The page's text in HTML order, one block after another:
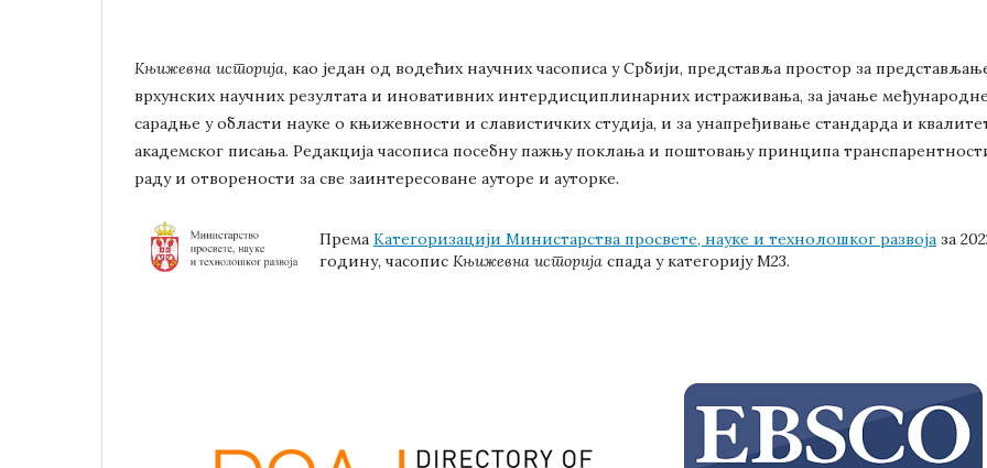
Књижевна историја, као један од водећих научних часописа у Србији, представља простор за
врхунских научних резултата и иновативних интердисциплинарних истраживања, за јачање
сарадње у области науке о књижевности и славистичких студија, и за унапређивање стандарда и
академског писања. Редакција часописа посебну пажњу поклања и поштовању принципа
раду и отворености за све заинтересоване ауторе и ауторке.
Према Категоризацији Министарства просвете, науке и технолошког развоја за
годину, часопис Књижевна историја спада у категорију М23.